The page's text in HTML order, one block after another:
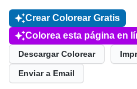
Crear Colorear Gratis
Colorea esta página en
Descargar Colorear
Enviar a Email